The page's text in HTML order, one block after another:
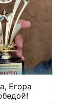
Егора